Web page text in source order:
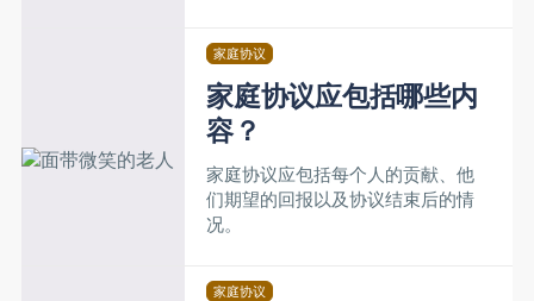
家庭协议
家庭协议应包括哪些内
容？
家庭协议应包括每个人的贡献、他
们期望的回报以及协议结束后的情
况。
家庭协议